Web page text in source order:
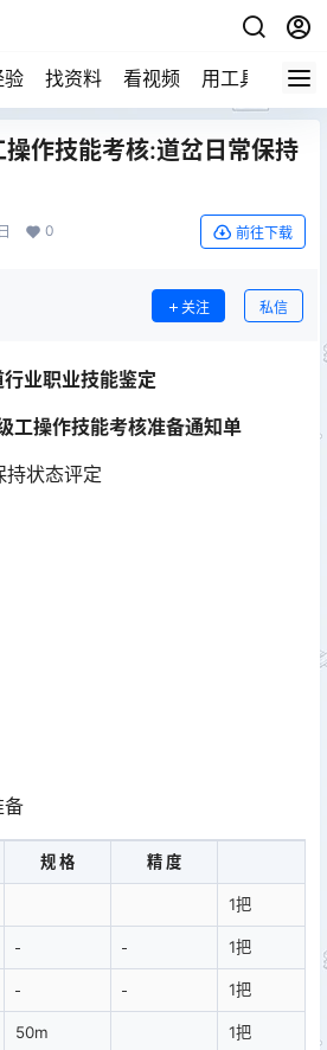
验 找资料 看视频 用工具 论技
作技能考核:道岔日常保持
0 前往下载
关注 私信
行业职业技能鉴定
工操作技能考核准备通知单
持状态评定
备
规 格 精 度
1把
1把
1把
50m 1把